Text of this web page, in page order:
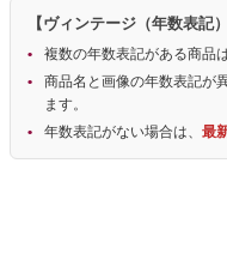
【ヴィンテージ（年数表記
複数の年数表記がある商品
商品名と画像の年数表記が
ます。
年数表記がない場合は、 最